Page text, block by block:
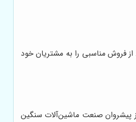
فروش مناسبی را به مشتریان خود
پیشروان صنعت ماشین‌آلات سنگین